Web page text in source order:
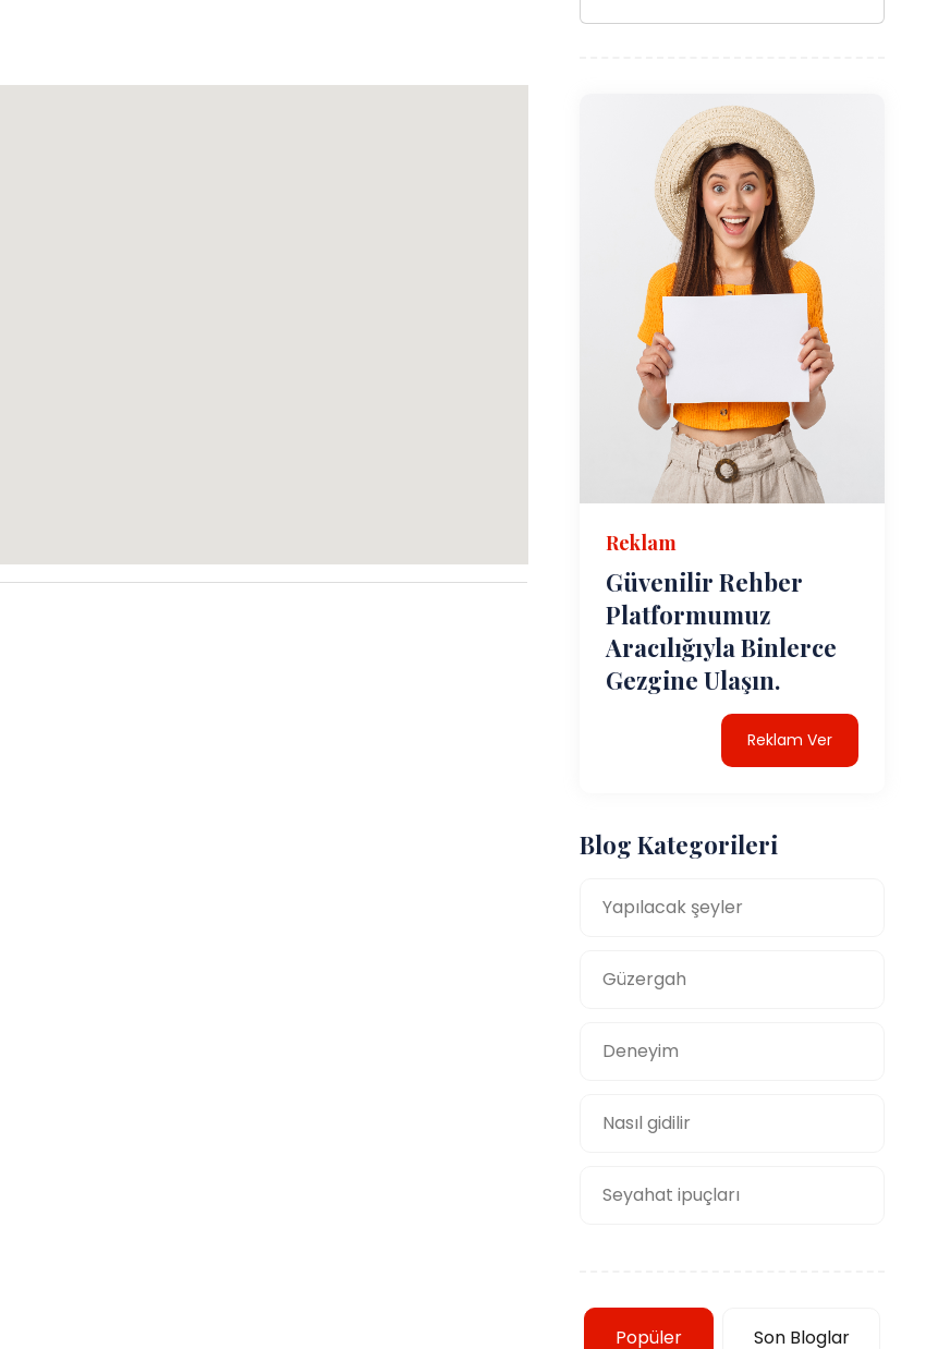
Reklam
Güvenilir Rehber
Platformumuz
Aracılığıyla Binlerce
Gezgine Ulaşın.
Reklam Ver
Blog Kategorileri
Yapılacak şeyler
Güzergah
Deneyim
Nasıl gidilir
Seyahat ipuçları
Popüler Son Bloglar